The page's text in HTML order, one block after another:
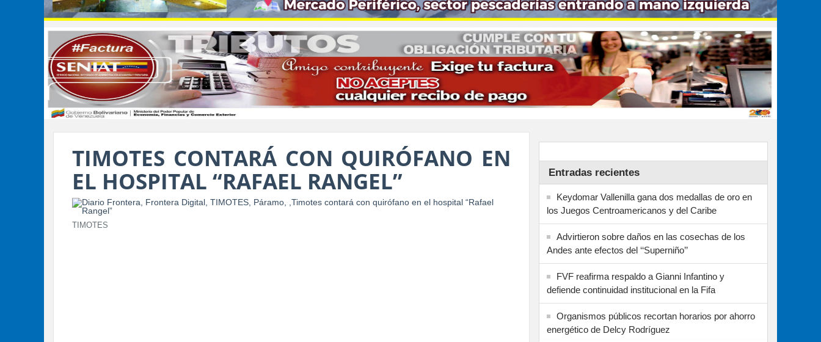
TIMOTES CONTARÁ CON QUIRÓFANO EN
EL HOSPITAL “RAFAEL RANGEL”
TIMOTES
Entradas recientes
Keydomar Vallenilla gana dos medallas de oro en
los Juegos Centroamericanos y del Caribe
Advirtieron sobre daños en las cosechas de los
Andes ante efectos del ‘‘Superniño’’
FVF reafirma respaldo a Gianni Infantino y
defiende continuidad institucional en la Fifa
Organismos públicos recortan horarios por ahorro
energético de Delcy Rodríguez